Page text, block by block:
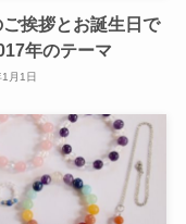
挨拶とお誕生日で
年のテーマ
月1日